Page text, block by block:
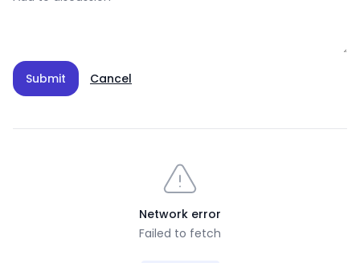
Submit Cancel
Network error
Failed to fetch